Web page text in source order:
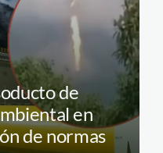
de
en
de normas